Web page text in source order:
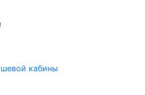
кабины